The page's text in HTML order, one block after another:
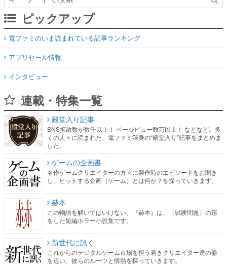
ピックアップ
電ファミのいま読まれている記事ランキング
アプリセール情報
インタビュー
連載・特集一覧
殿堂入り記事
SNS拡散数が数千以上！ ページビュー数万以上！ などなど。多
くの人々に読まれた、電ファミ渾身の“殿堂入り”記事をまとめま
した。
ゲームの企画書
名作ゲームクリエイターの方々に製作時のエピソードをお聞き
し、ヒットする企画（ゲーム）とは何か？を探っていきます。
赫本
この物語を解いてはいけない。『赫本』は、〈試験問題〉の形
をした短編ホラー小説集です。
新世代に訊く
これからのデジタルゲーム市場を担う若きクリエイター達の姿
を追い、彼らのルーツと情熱を探っていきます。